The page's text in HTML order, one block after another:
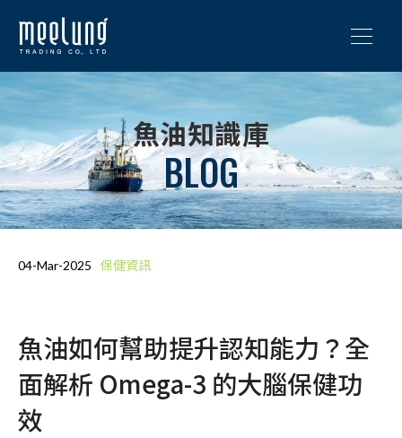
魚油知識庫
BLOG
04-Mar-2025 保健資訊
魚油如何幫助提升認知能力？全
面解析 Omega-3 的大腦保健功
效